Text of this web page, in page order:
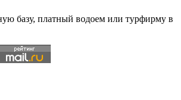
базу, платный водоем или турфирму в